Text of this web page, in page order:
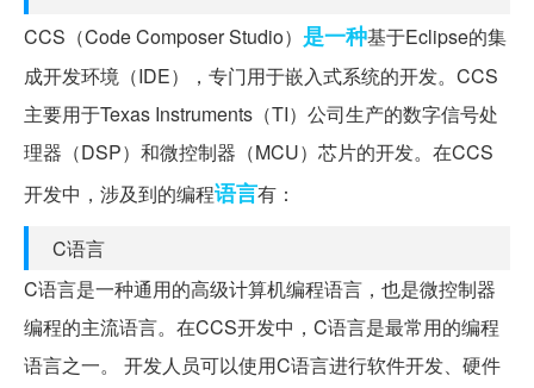
CCS（Code Composer Studio） 是一种基于Eclipse的集
成开发环境（IDE），专门用于嵌入式系统的开发。CCS
主要用于Texas Instruments（TI）公司生产的数字信号处
理器（DSP）和微控制器（MCU）芯片的开发。在CCS
开发中，涉及到的编程语言有：
C语言
C语言是一种通用的高级计算机编程语言，也是微控制器
编程的主流语言。在CCS开发中，C语言是最常用的编程
语言之一。 开发人员可以使用C语言进行软件开发、硬件